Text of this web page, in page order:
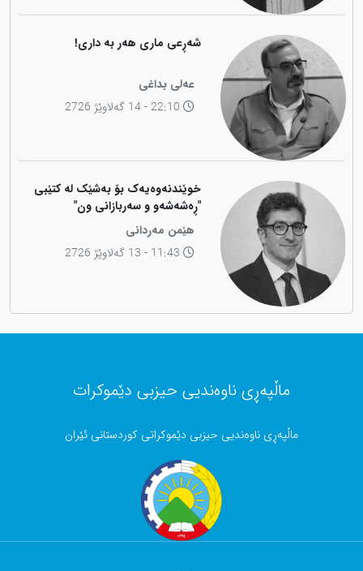
شەڕعی ماری هەر بە داری!
عەلی بداغی
خوێندنەوەیەک بۆ بەشێک لە کتێبی
"ڕەشەشەو و سەربازانی ون"
هێمن مەردانی
ماڵپەڕی ناوەندیی حیزبی دێموکرات
ماڵپەڕی ناوەندیی حیزبی دێموکراتی کوردستانی ئێران